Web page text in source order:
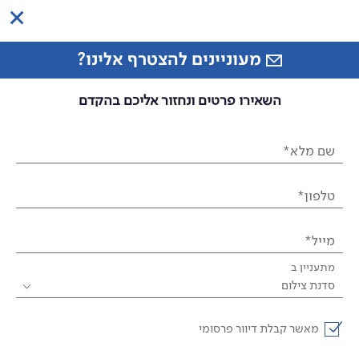
מעוניינים להצטרף אלינו?
השאירו פרטים ונחזור אליכם בהקדם
שם מלא*
טלפון*
מייל*
מתעניין ב
סדנת צילום
מאשר קבלת דיוור פרסומי